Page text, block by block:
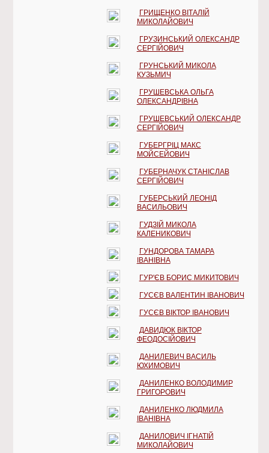
ГРИЩЕНКО ВІТАЛІЙ
МИКОЛАЙОВИЧ
ГРУЗИНСЬКИЙ ОЛЕКСАНДР
СЕРГІЙОВИЧ
ГРУНСЬКИЙ МИКОЛА
КУЗЬМИЧ
ГРУШЕВСЬКА ОЛЬГА
ОЛЕКСАНДРІВНА
ГРУШЕВСЬКИЙ ОЛЕКСАНДР
СЕРГІЙОВИЧ
ГУБЕРГРІЦ МАКС
МОЙСЕЙОВИЧ
ГУБЕРНАЧУК СТАНІСЛАВ
СЕРГІЙОВИЧ
ГУБЕРСЬКИЙ ЛЕОНІД
ВАСИЛЬОВИЧ
ГУДЗІЙ МИКОЛА
КАЛЕНИКОВИЧ
ГУНДОРОВА ТАМАРА
ІВАНІВНА
ГУР'ЄВ БОРИС МИКИТОВИЧ
ГУСЄВ ВАЛЕНТИН ІВАНОВИЧ
ГУСЄВ ВІКТОР ІВАНОВИЧ
ДАВИДЮК ВІКТОР
ФЕОДОСІЙОВИЧ
ДАНИЛЕВИЧ ВАСИЛЬ
ЮХИМОВИЧ
ДАНИЛЕНКО ВОЛОДИМИР
ГРИГОРОВИЧ
ДАНИЛЕНКО ЛЮДМИЛА
ІВАНІВНА
ДАНИЛОВИЧ ІГНАТІЙ
МИКОЛАЙОВИЧ